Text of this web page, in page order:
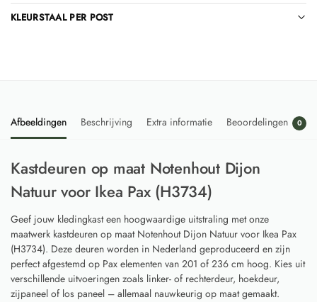
KLEURSTAAL PER POST
Afbeeldingen Beschrijving Extra informatie Beoordelingen 0
Kastdeuren op maat Notenhout Dijon
Natuur voor Ikea Pax (H3734)
Geef jouw kledingkast een hoogwaardige uitstraling met onze
maatwerk kastdeuren op maat Notenhout Dijon Natuur voor Ikea Pax
(H3734). Deze deuren worden in Nederland geproduceerd en zijn
perfect afgestemd op Pax elementen van 201 of 236 cm hoog. Kies uit
verschillende uitvoeringen zoals linker- of rechterdeur, hoekdeur,
zijpaneel of los paneel – allemaal nauwkeurig op maat gemaakt.